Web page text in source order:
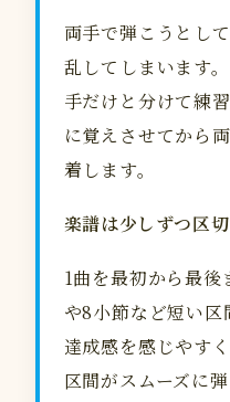
両手で弾こうとし
乱してしまいます
手だけと分けて練
に覚えさせてから
着します。
楽譜は少しずつ区
1曲を最初から最
や8小節など短い区
達成感を感じやす
区間がスムーズに